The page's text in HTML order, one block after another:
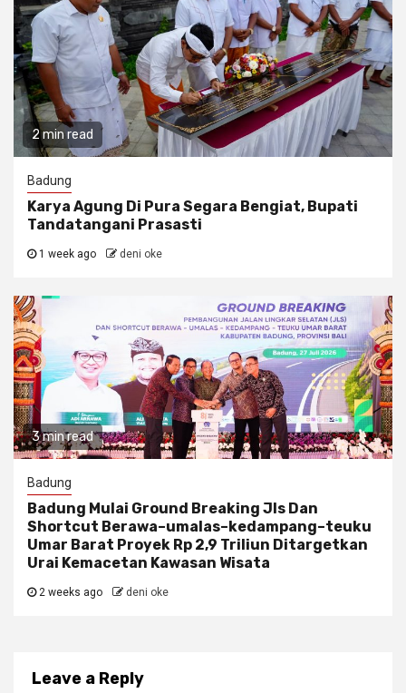
2 min read
Badung
Karya Agung Di Pura Segara Bengiat, Bupati
Tandatangani Prasasti
1 week ago deni oke
3 min read
Badung
Badung Mulai Ground Breaking Jls Dan
Shortcut Berawa–umalas–kedampang–teuku
Umar Barat Proyek Rp 2,9 Triliun Ditargetkan
Urai Kemacetan Kawasan Wisata
2 weeks ago deni oke
Leave a Reply